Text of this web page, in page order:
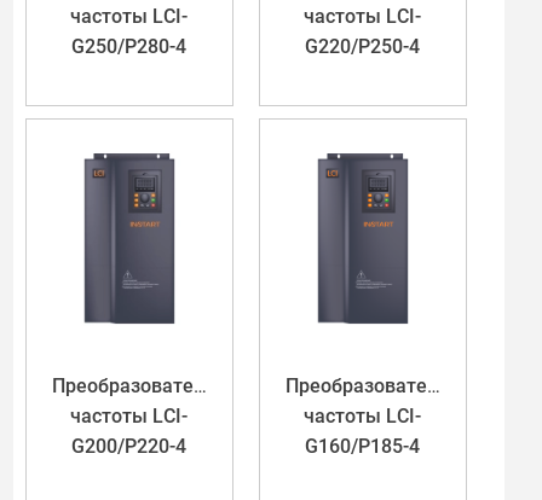
частоты LCI-
G250/P280-4
частоты LCI-
G220/P250-4
Преобразователь
частоты LCI-
G200/P220-4
Преобразователь
частоты LCI-
G160/P185-4